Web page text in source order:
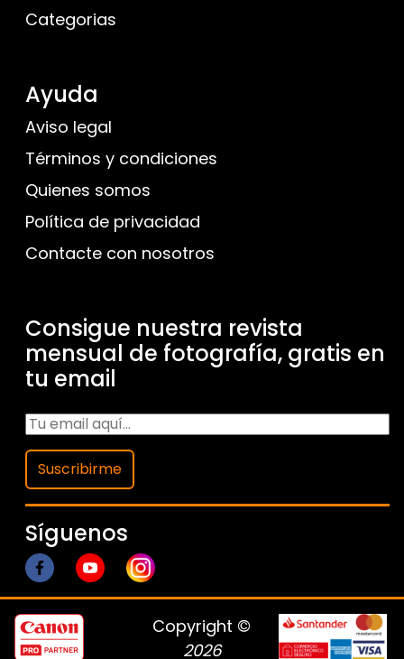
Categorias
Ayuda
Aviso legal
Términos y condiciones
Quienes somos
Política de privacidad
Contacte con nosotros
Consigue nuestra revista
mensual de fotografía, gratis en
tu email
Suscribirme
Síguenos
Copyright ©
2026